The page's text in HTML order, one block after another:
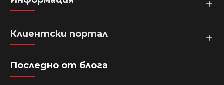
Клиентски портал
Последно от блога